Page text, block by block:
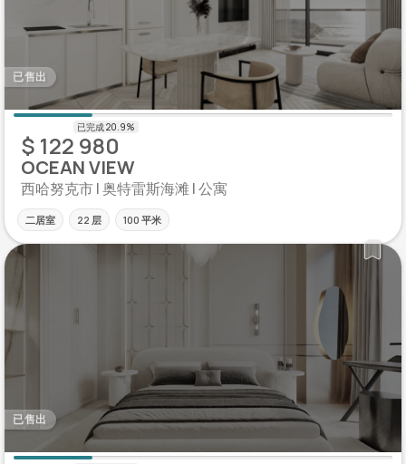
已售出
$ 122 980
OCEAN VIEW
西哈努克市 | 奥特雷斯海滩 | 公寓
二居室 22 层 100 平米
已售出